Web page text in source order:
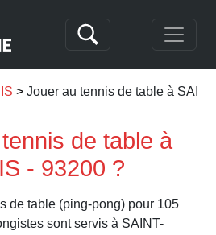
Jouer au tennis de table à
de table à
- 93200 ?
de table (ping-pong) pour 105
sont servis à SAINT-